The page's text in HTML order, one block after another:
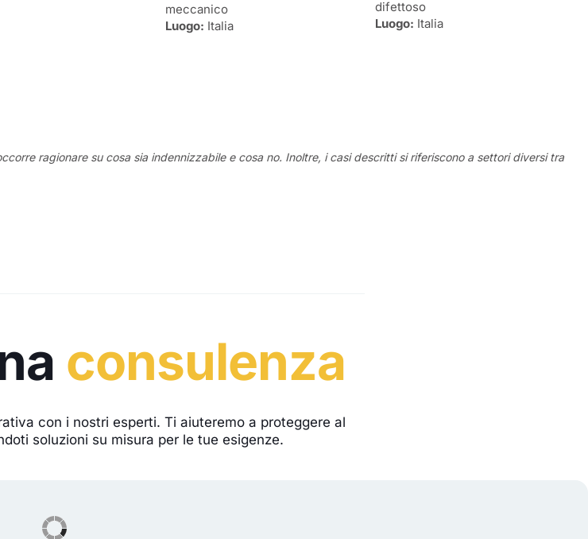
meccanico
Luogo: Italia
difettoso
Luogo: Italia
ragionare su cosa sia indennizzabile e cosa no. Inoltre, i casi descritti si riferiscono a settori diversi tra
consulenza
con i nostri esperti. Ti aiuteremo a proteggere al
soluzioni su misura per le tue esigenze.